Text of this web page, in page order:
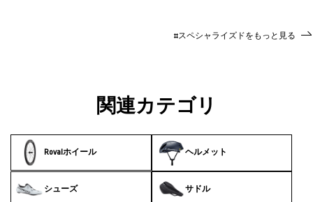
#スペシャライズドをもっと見る
関連カテゴリ
Rovalホイール ヘルメット
シューズ サドル